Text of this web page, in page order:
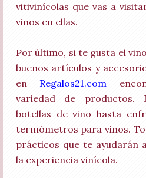
vitivinícolas que vas a
vinos en ellas.
Por último, si te gusta el
buenos artículos y
enRegalos21.com
variedad de productos.
botellas de vino hasta
termómetros para vinos.
prácticos que te ayudarán
la experiencia vinícola.